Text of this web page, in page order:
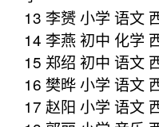
13 李赟 小学 语文
14 李燕 初中 化学
15 郑绍 初中 语文
16 樊晔 小学 语文
17 赵阳 小学 语文